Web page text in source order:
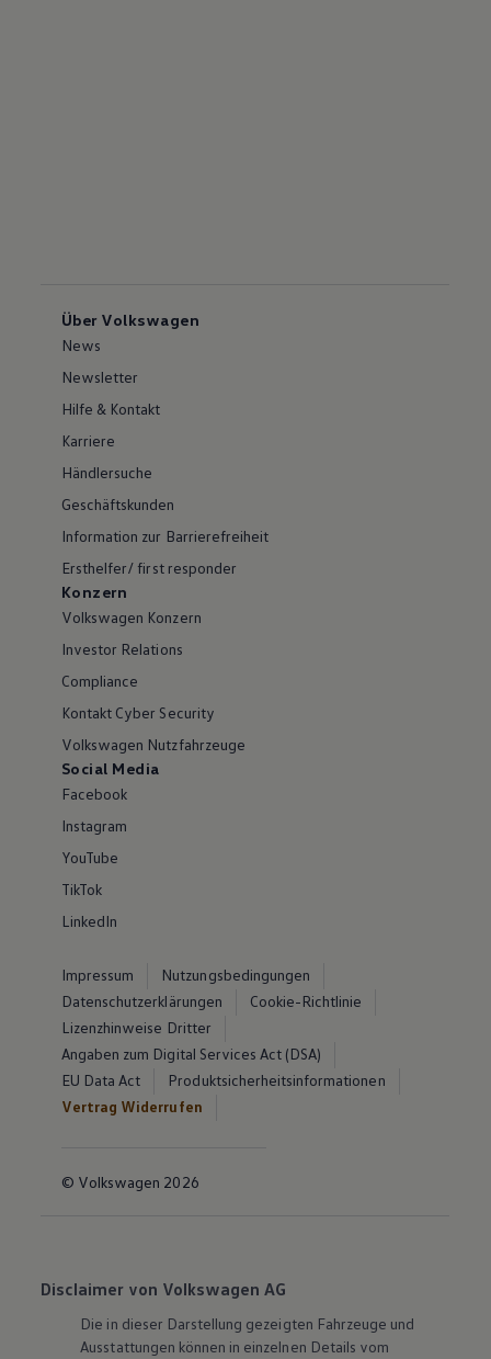
Über Volkswagen
News
Newsletter
Hilfe & Kontakt
Karriere
Händlersuche
Geschäftskunden
Information zur Barrierefreiheit
Ersthelfer/ first responder
Konzern
Volkswagen Konzern
Investor Relations
Compliance
Kontakt Cyber Security
Volkswagen Nutzfahrzeuge
Social Media
Facebook
Instagram
YouTube
TikTok
LinkedIn
Impressum
Nutzungsbedingungen
Datenschutzerklärungen
Cookie-Richtlinie
Lizenzhinweise Dritter
Angaben zum Digital Services Act (DSA)
EU Data Act
Produktsicherheitsinformationen
Vertrag Widerrufen
© Volkswagen 2026
Disclaimer von Volkswagen AG
Die in dieser Darstellung gezeigten Fahrzeuge und
Ausstattungen können in einzelnen Details vom